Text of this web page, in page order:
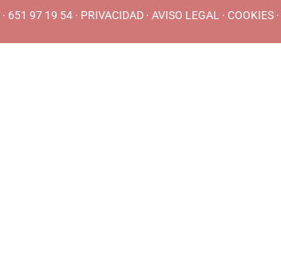
· 651 97 19 54 · PRIVACIDAD· AVISO LEGAL · COOKIES·